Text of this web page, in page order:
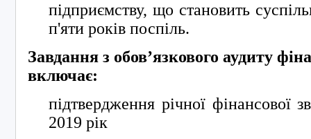
підприємству, що становить
п'яти років поспіль.
Завдання з обов’язкового аудиту
включає:
підтвердження річної фінансової
2019 рік